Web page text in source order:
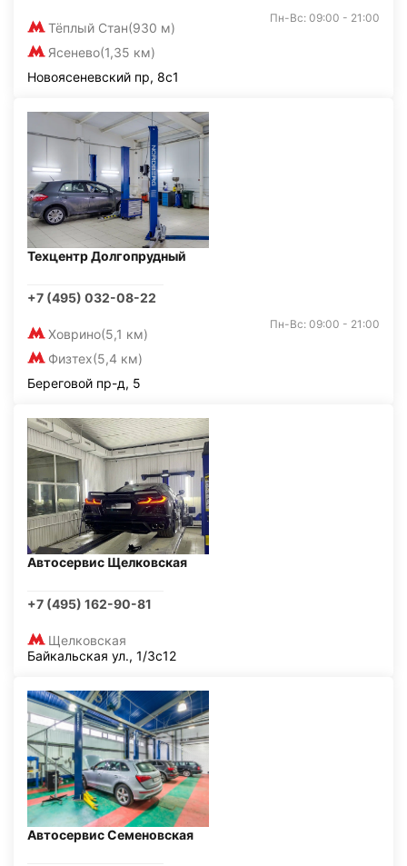
Тёплый Стан(930 м)
Ясенево(1,35 км)
Пн-Вс: 09:00 - 21:00
Новоясеневский пр, 8с1
Техцентр Долгопрудный
+7 (495) 032-08-22
Ховрино(5,1 км)
Физтех(5,4 км)
Пн-Вс: 09:00 - 21:00
Береговой пр-д, 5
Автосервис Щелковская
+7 (495) 162-90-81
Щелковская
Байкальская ул., 1/3с12
Автосервис Семеновская